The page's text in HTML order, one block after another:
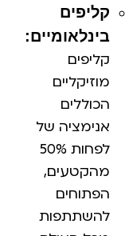
קליפים
בינלאומיים:
קליפים
מוזיקליים
הכוללים
אנימציה של
לפחות 50%
מהקטעים,
הפתוחים
להשתתפות